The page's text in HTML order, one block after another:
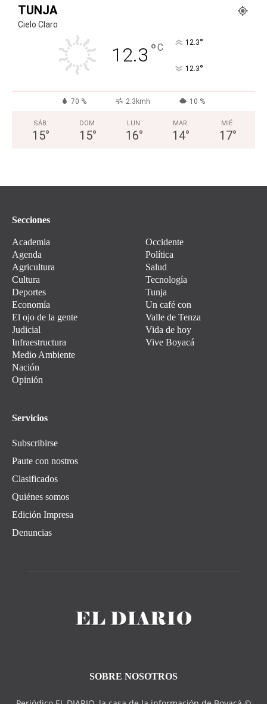
TUNJA
Cielo Claro
12.3 °C 12.3°
12.3°
70 % 2.3kmh 10 %
SÁB
15°
DOM
15°
LUN
16°
MAR
14°
MIÉ
17°
Secciones
Academia
Agenda
Agricultura
Cultura
Deportes
Economía
El ojo de la gente
Judicial
Infraestructura
Medio Ambiente
Nación
Opinión
Occidente
Política
Salud
Tecnología
Tunja
Un café con
Valle de Tenza
Vida de hoy
Vive Boyacá
Servicios
Subscribirse
Paute con nostros
Clasificados
Quiénes somos
Edición Impresa
Denuncias
SOBRE NOSOTROS